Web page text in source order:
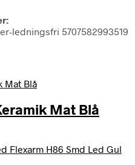
ledningsfri 5707582993519
Mat Blå